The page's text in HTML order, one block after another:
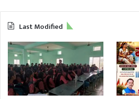
Last Modified